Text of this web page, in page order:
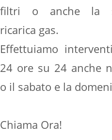
filtri o anche la
ricarica gas.
Effettuiamo
24 ore su 24 anche
o il sabato e la
Chiama Ora!